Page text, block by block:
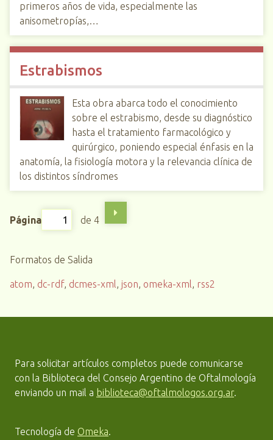
primeros años de vida, especialmente las
anisometropías,…
Estrabismos
Esta obra abarca todo el conocimiento
sobre el estrabismo, desde su diagnóstico
hasta el tratamiento farmacológico y
quirúrgico, poniendo especial énfasis en la
anatomía, la fisiología motora y la relevancia clínica de
los distintos síndromes
Página de 4
Formatos de Salida
atom, dc-rdf, dcmes-xml, json, omeka-xml, rss2
Para solicitar artículos completos puede comunicarse
con la Biblioteca del Consejo Argentino de Oftalmología
enviando un mail a biblioteca@oftalmologos.org.ar.
Tecnología de Omeka.